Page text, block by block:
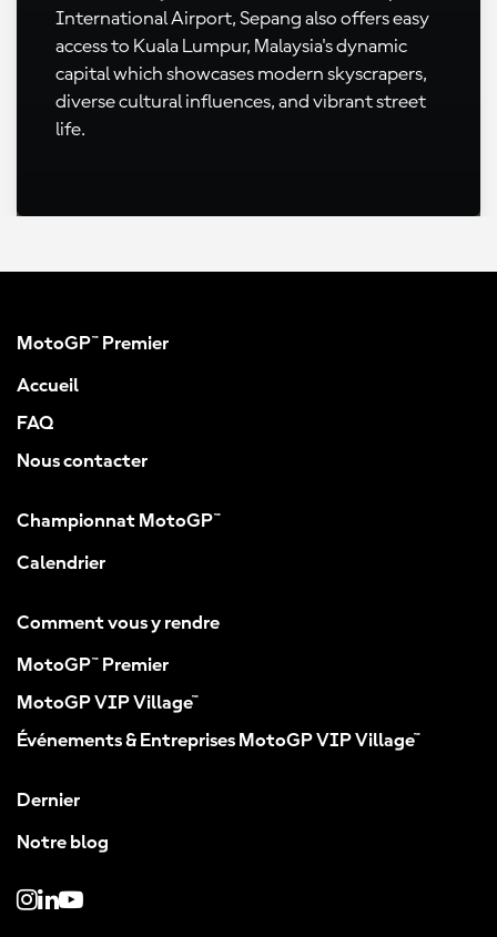
International Airport, Sepang also offers easy
access to Kuala Lumpur, Malaysia's dynamic
capital which showcases modern skyscrapers,
diverse cultural influences, and vibrant street
life.
MotoGP™ Premier
Accueil
FAQ
Nous contacter
Championnat MotoGP™
Calendrier
Comment vous y rendre
MotoGP™ Premier
MotoGP VIP Village™
Événements & Entreprises MotoGP VIP Village™
Dernier
Notre blog